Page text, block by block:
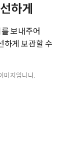
하게
보내주어
하게 보관할 수
미지입니다.